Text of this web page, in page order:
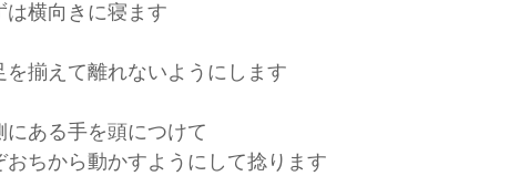
は横向きに寝ます
を揃えて離れないようにします
にある手を頭につけて
おちから動かすようにして捻ります